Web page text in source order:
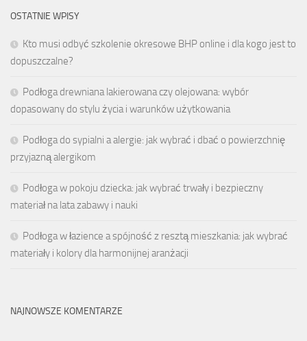
OSTATNIE WPISY
Kto musi odbyć szkolenie okresowe BHP online i dla kogo jest to
dopuszczalne?
Podłoga drewniana lakierowana czy olejowana: wybór
dopasowany do stylu życia i warunków użytkowania
Podłoga do sypialni a alergie: jak wybrać i dbać o powierzchnię
przyjazną alergikom
Podłoga w pokoju dziecka: jak wybrać trwały i bezpieczny
materiał na lata zabawy i nauki
Podłoga w łazience a spójność z resztą mieszkania: jak wybrać
materiały i kolory dla harmonijnej aranżacji
NAJNOWSZE KOMENTARZE